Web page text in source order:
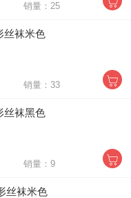
销量：25
丝袜米色
销量：33
丝袜黑色
销量：9
丝袜米色